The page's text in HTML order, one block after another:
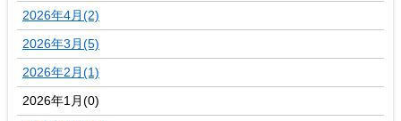
2026年4月(2)
2026年3月(5)
2026年2月(1)
2026年1月(0)